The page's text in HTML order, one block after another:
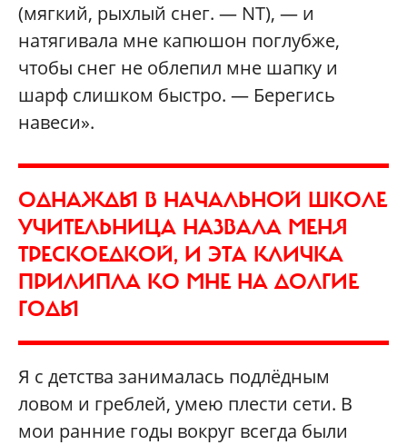
(мягкий, рыхлый снег. — NT), — и
натягивала мне капюшон поглубже,
чтобы снег не облепил мне шапку и
шарф слишком быстро. — Берегись
навеси».
ОДНАЖДЫ В НАЧАЛЬНОЙ ШКОЛЕ
УЧИТЕЛЬНИЦА НАЗВАЛА МЕНЯ
ТРЕСКОЕДКОЙ, И ЭТА КЛИЧКА
ПРИЛИПЛА КО МНЕ НА ДОЛГИЕ
ГОДЫ
Я с детства занималась подлёдным
ловом и греблей, умею плести сети. В
мои ранние годы вокруг всегда были